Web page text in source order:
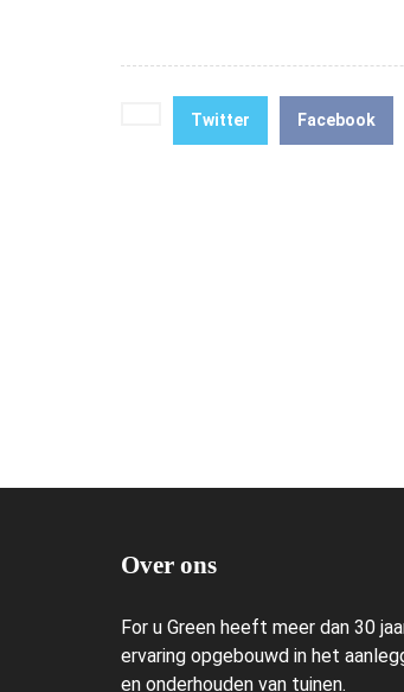
Twitter Facebook
Over ons
For u Green heeft meer dan 30
ervaring opgebouwd in het
en onderhouden van tuinen.